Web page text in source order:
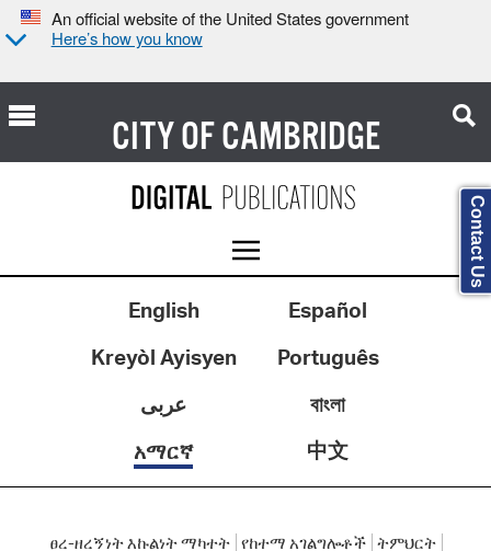
An official website of the United States government
Here’s how you know
CITY OFCAMBRIDGE
English
Español
Kreyòl Ayisyen
Português
عربى
বাংলা
አማርኛ
中文
ፀረ-ዘረኝነት እኩልነት ማካተት የከተማ አገልግሎቶች ትምህርት
Contact Us